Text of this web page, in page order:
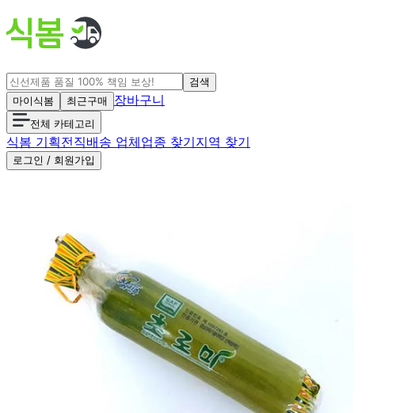
검색
마이식봄
최근구매 장바구니
전체 카테고리
식봄 기획전직배송 업체업종 찾기지역 찾기
로그인 / 회원가입